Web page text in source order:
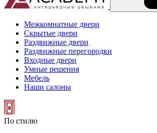
Межкомнатные двери
Скрытые двери
Раздвижные двери
Раздвижные перегородки
Входные двери
Умные решения
Мебель
Наши салоны
По стилю